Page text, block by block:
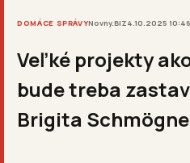
DOMÁCE SPRÁVYNovny.BIZ4.10.2025
Veľké projekty
bude treba
Brigita